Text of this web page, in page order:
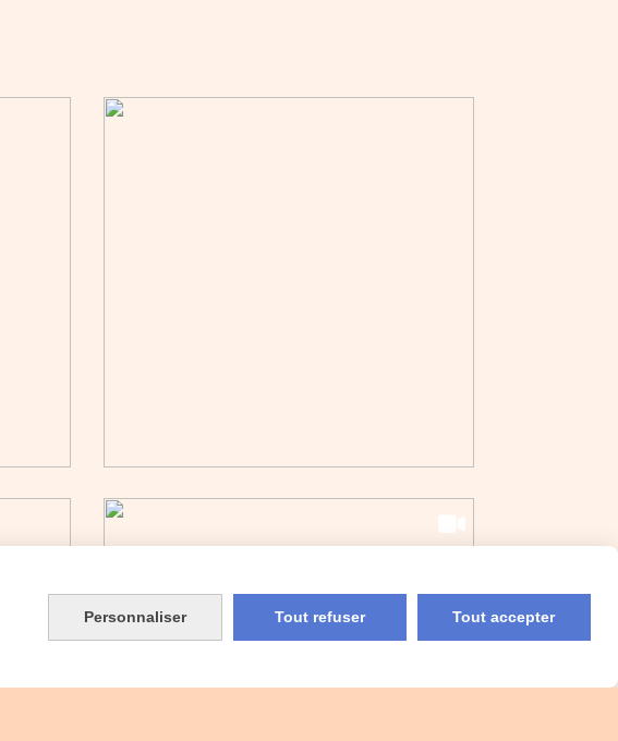
Personnaliser Tout refuser Tout accepter